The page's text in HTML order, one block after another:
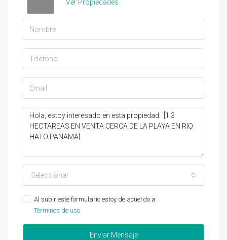
Ver Propiedades
Seleccionar
Al subir este formulario estoy de acuerdo a
Términos de uso
Enviar Mensaje